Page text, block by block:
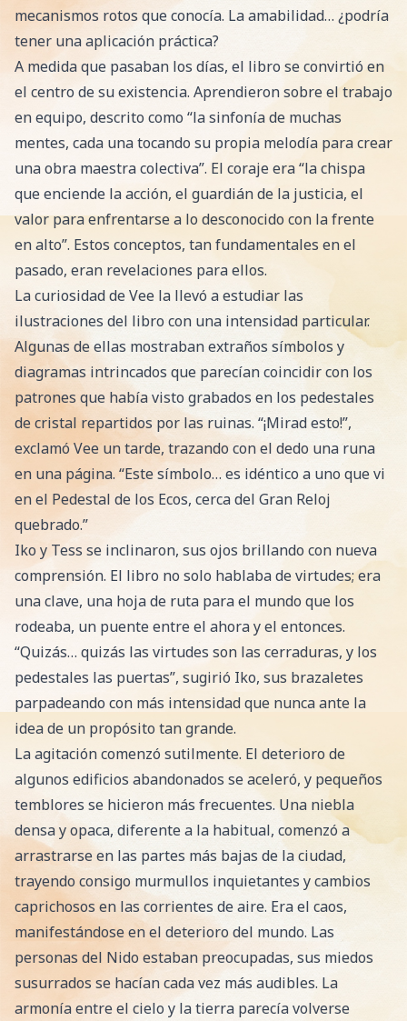
mecanismos rotos que conocía. La amabilidad… ¿podría
tener una aplicación práctica?
A medida que pasaban los días, el libro se convirtió en
el centro de su existencia. Aprendieron sobre el trabajo
en equipo, descrito como “la sinfonía de muchas
mentes, cada una tocando su propia melodía para crear
una obra maestra colectiva”. El coraje era “la chispa
que enciende la acción, el guardián de la justicia, el
valor para enfrentarse a lo desconocido con la frente
en alto”. Estos conceptos, tan fundamentales en el
pasado, eran revelaciones para ellos.
La curiosidad de Vee la llevó a estudiar las
ilustraciones del libro con una intensidad particular.
Algunas de ellas mostraban extraños símbolos y
diagramas intrincados que parecían coincidir con los
patrones que había visto grabados en los pedestales
de cristal repartidos por las ruinas. “¡Mirad esto!”,
exclamó Vee un tarde, trazando con el dedo una runa
en una página. “Este símbolo… es idéntico a uno que vi
en el Pedestal de los Ecos, cerca del Gran Reloj
quebrado.”
Iko y Tess se inclinaron, sus ojos brillando con nueva
comprensión. El libro no solo hablaba de virtudes; era
una clave, una hoja de ruta para el mundo que los
rodeaba, un puente entre el ahora y el entonces.
“Quizás… quizás las virtudes son las cerraduras, y los
pedestales las puertas”, sugirió Iko, sus brazaletes
parpadeando con más intensidad que nunca ante la
idea de un propósito tan grande.
La agitación comenzó sutilmente. El deterioro de
algunos edificios abandonados se aceleró, y pequeños
temblores se hicieron más frecuentes. Una niebla
densa y opaca, diferente a la habitual, comenzó a
arrastrarse en las partes más bajas de la ciudad,
trayendo consigo murmullos inquietantes y cambios
caprichosos en las corrientes de aire. Era el caos,
manifestándose en el deterioro del mundo. Las
personas del Nido estaban preocupadas, sus miedos
susurrados se hacían cada vez más audibles. La
armonía entre el cielo y la tierra parecía volverse